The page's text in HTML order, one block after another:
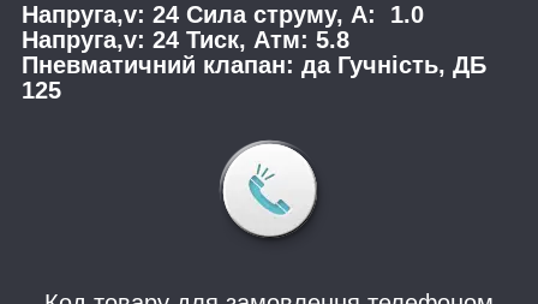
Напруга,v: 24 Сила струму, А: 1.0
Напруга,v: 24 Тиск, Атм: 5.8
Пневматичний клапан: да Гучність, ДБ
125